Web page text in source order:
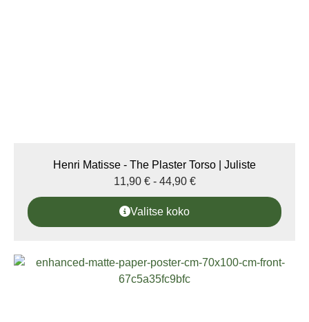
Henri Matisse - The Plaster Torso | Juliste
11,90 € - 44,90 €
Valitse koko